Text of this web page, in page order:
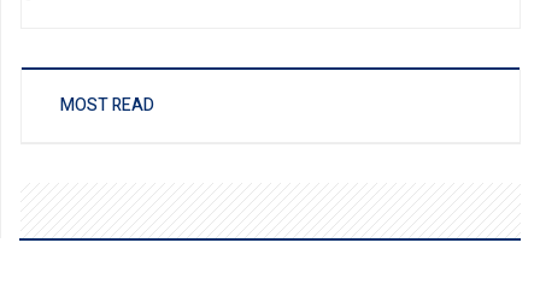
MOST READ